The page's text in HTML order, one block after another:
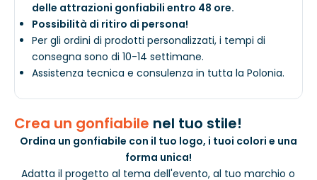
delle attrazioni gonfiabili entro 48 ore.
Possibilità di ritiro di persona!
Per gli ordini di prodotti personalizzati, i tempi di
consegna sono di 10-14 settimane.
Assistenza tecnica e consulenza in tutta la Polonia.
Crea un gonfiabile nel tuo stile!
Ordina un gonfiabile con il tuo logo, i tuoi colori e una
forma unica!
Adatta il progetto al tema dell'evento, al tuo marchio o